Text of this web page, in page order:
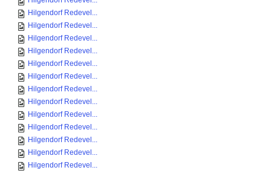
Hilgendorf Redevel...
Hilgendorf Redevel...
Hilgendorf Redevel...
Hilgendorf Redevel...
Hilgendorf Redevel...
Hilgendorf Redevel...
Hilgendorf Redevel...
Hilgendorf Redevel...
Hilgendorf Redevel...
Hilgendorf Redevel...
Hilgendorf Redevel...
Hilgendorf Redevel...
Hilgendorf Redevel...